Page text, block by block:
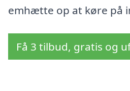
emhætte op at køre på
Få 3 tilbud, gratis og